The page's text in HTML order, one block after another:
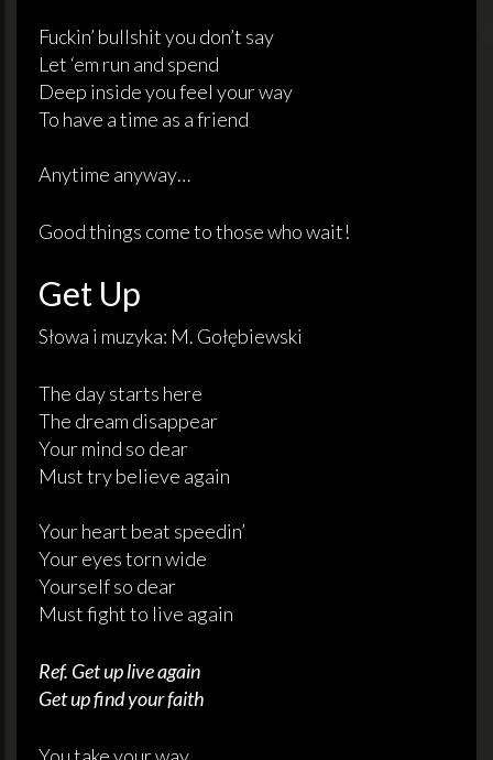
Fuckin’ bullshit you don’t say
Let ‘em run and spend
Deep inside you feel your way
To have a time as a friend
Anytime anyway…
Good things come to those who wait!
Get Up
Słowa i muzyka: M. Gołębiewski
The day starts here
The dream disappear
Your mind so dear
Must try believe again
Your heart beat speedin’
Your eyes torn wide
Yourself so dear
Must fight to live again
Ref. Get up live again
Get up find your faith